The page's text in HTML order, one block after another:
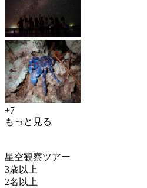
+7
もっと見る
星空観察ツアー
3歳以上
2名以上